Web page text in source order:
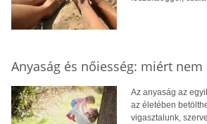
Anyaság és nőiesség: miért
Az anyaság az
az életében
vigasztalunk,